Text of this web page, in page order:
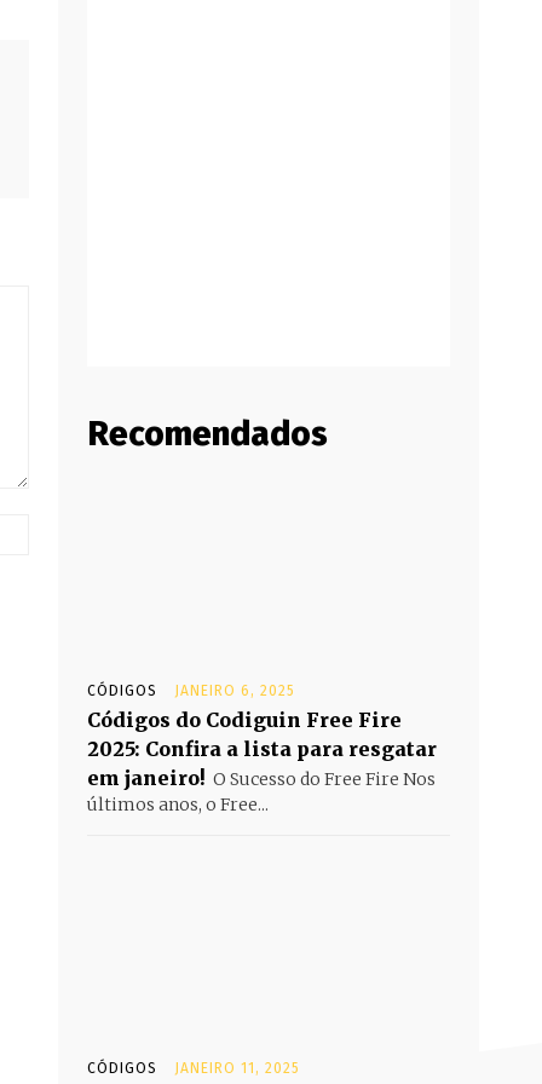
Recomendados
CÓDIGOS JANEIRO 6, 2025
Códigos do Codiguin Free Fire
2025: Confira a lista para resgatar
em janeiro! O Sucesso do Free Fire Nos
últimos anos, o Free...
CÓDIGOS JANEIRO 11, 2025